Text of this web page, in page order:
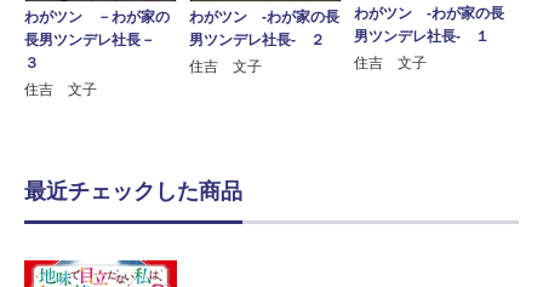
わがツン －わが家の
長男ツンデレ社長－
３
住吉 文子
わがツン ‐わが家の長
男ツンデレ社長‐ ２
住吉 文子
わがツン ‐わが家の長
男ツンデレ社長‐ １
住吉 文子
最近チェックした商品